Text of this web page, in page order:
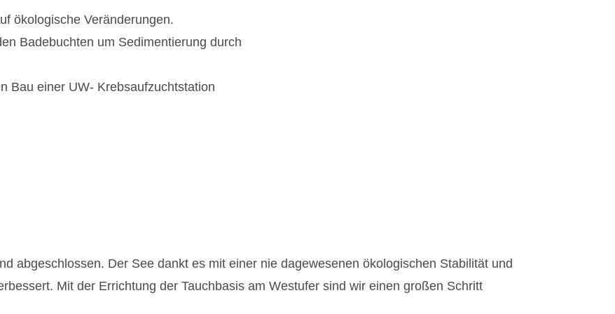
ökologische Veränderungen.
Badebuchten um Sedimentierung durch
Bau einer UW- Krebsaufzuchtstation
abgeschlossen. Der See dankt es mit einer nie dagewesenen ökologischen Stabilität und
Mit der Errichtung der Tauchbasis am Westufer sind wir einen großen Schritt